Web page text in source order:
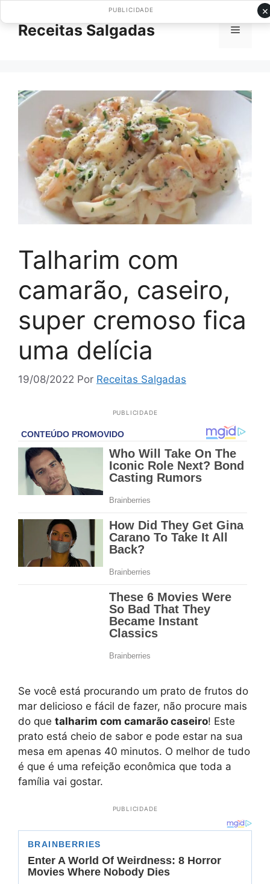
paraReceitas Salgadas Menu
Talharim com
camarão, caseiro,
super cremoso fica
uma delícia
19/08/2022 Por Receitas Salgadas
PUBLICIDADE
Se você está procurando um prato de frutos do
mar delicioso e fácil de fazer, não procure mais
do que talharim com camarão caseiro! Este
prato está cheio de sabor e pode estar na sua
mesa em apenas 40 minutos. O melhor de tudo
é que é uma refeição econômica que toda a
família vai gostar.
PUBLICIDADE
×
PUBLICIDADE